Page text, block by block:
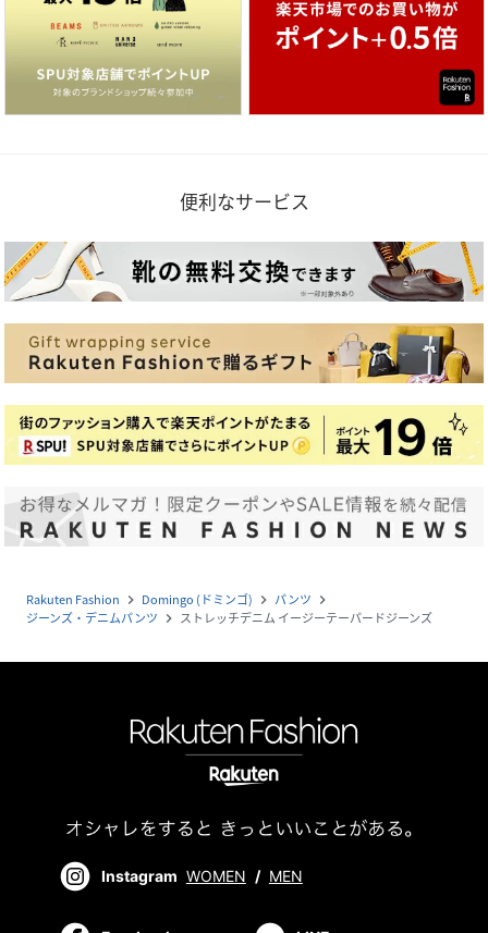
便利なサービス
Rakuten Fashion navigate_next Domingo (ドミンゴ) navigate_next パンツ navigate_next
ジーンズ・デニムパンツ navigate_next ストレッチデニム イージーテーパードジーンズ
Instagram WOMEN / MEN